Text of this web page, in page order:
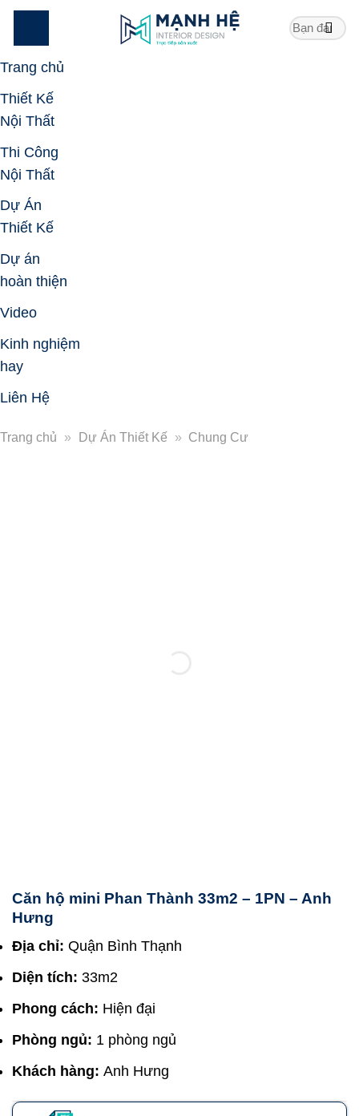
Skip
Trang chủ
Thiết Kế
Nội Thất
Thi Công
Nội Thất
Dự Án
Thiết Kế
Dự án
hoàn thiện
Video
Kinh nghiệm
hay
Liên Hệ
Trang chủ » Dự Án Thiết Kế » Chung Cư
Căn hộ mini Phan Thành 33m2 – 1PN – Anh
Hưng
Địa chỉ: Quận Bình Thạnh
Diện tích: 33m2
Phong cách: Hiện đại
Phòng ngủ: 1 phòng ngủ
Khách hàng: Anh Hưng